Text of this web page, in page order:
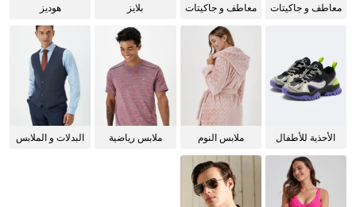
معاطف و جاكيتات
معاطف و جاكيتات
بلايز هوديز
الأحذية للأطفال
ملابس النوم
ملابس رياضية
البدلات و الملابس